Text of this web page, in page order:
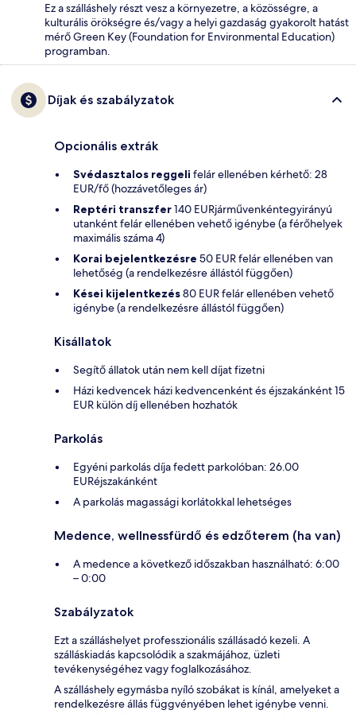
Ez a szálláshely részt vesz a környezetre, a közösségre, a
kulturális örökségre és/vagy a helyi gazdaság gyakorolt hatást
mérő Green Key (Foundation for Environmental Education)
programban.
Díjak és szabályzatok
Opcionális extrák
Svédasztalos reggeli felár ellenében kérhető: 28
EUR/fő (hozzávetőleges ár)
Reptéri transzfer140 EURjárművenkéntegyirányú
utanként felár ellenében vehető igénybe (a férőhelyek
maximális száma 4)
Korai bejelentkezésre 50 EUR felár ellenében van
lehetőség (a rendelkezésre állástól függően)
Kései kijelentkezés80 EUR felár ellenében vehető
igénybe (a rendelkezésre állástól függően)
Kisállatok
Segítő állatok után nem kell díjat fizetni
Házi kedvencek házi kedvencenként és éjszakánként 15
EUR külön díj ellenében hozhatók
Parkolás
Egyéni parkolás díja fedett parkolóban: 26.00
EURéjszakánként
A parkolás magassági korlátokkal lehetséges
Medence, wellnessfürdő és edzőterem (ha van)
A medence a következő időszakban használható: 6:00
– 0:00
Szabályzatok
Ezt a szálláshelyet professzionális szállásadó kezeli. A
szálláskiadás kapcsolódik a szakmájához, üzleti
tevékenységéhez vagy foglalkozásához.
A szálláshely egymásba nyíló szobákat is kínál, amelyeket a
rendelkezésre állás függvényében lehet igénybe venni.